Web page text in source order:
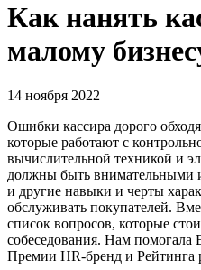
Как нанять
малому
14 ноября 2022
Ошибки кассира дорого
которые работают с
вычислительной техникой и
должны быть
и другие навыки и черты
обслуживать покупателей.
список вопросов, которые
собеседования. Нам помогала
Премии HR-бренд и Рейтинга